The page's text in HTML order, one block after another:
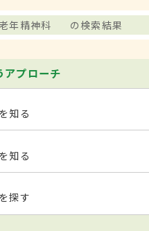
年精神科 の検索結果
アプローチ
を知る
を知る
を探す